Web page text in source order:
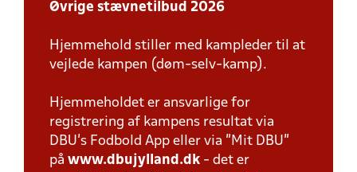
Øvrige stævnetilbud 2026
Hjemmehold stiller med kampleder til at
vejlede kampen (døm-selv-kamp).
Hjemmeholdet er ansvarlige for
registrering af kampens resultat via
DBU’s Fodbold App eller via ”Mit DBU”
på www.dbujylland.dk - det er